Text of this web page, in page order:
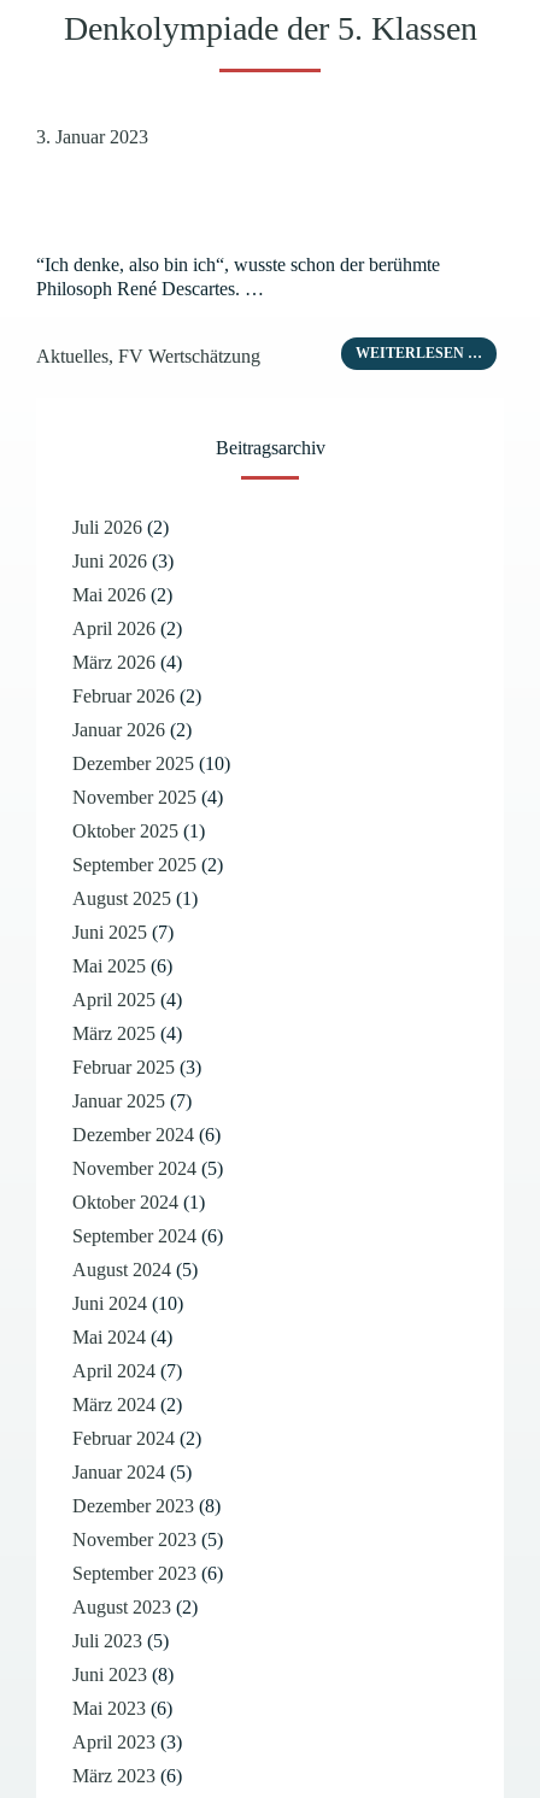
Denkolympiade der 5. Klassen
3. Januar 2023
“Ich denke, also bin ich“, wusste schon der berühmte
Philosoph René Descartes. …
WEITERLESEN …
Kategorien
Aktuelles, FV Wertschätzung
Beitragsarchiv
Juli 2026 (2)
Juni 2026 (3)
Mai 2026 (2)
April 2026 (2)
März 2026 (4)
Februar 2026 (2)
Januar 2026 (2)
Dezember 2025 (10)
November 2025 (4)
Oktober 2025 (1)
September 2025 (2)
August 2025 (1)
Juni 2025 (7)
Mai 2025 (6)
April 2025 (4)
März 2025 (4)
Februar 2025 (3)
Januar 2025 (7)
Dezember 2024 (6)
November 2024 (5)
Oktober 2024 (1)
September 2024 (6)
August 2024 (5)
Juni 2024 (10)
Mai 2024 (4)
April 2024 (7)
März 2024 (2)
Februar 2024 (2)
Januar 2024 (5)
Dezember 2023 (8)
November 2023 (5)
September 2023 (6)
August 2023 (2)
Juli 2023 (5)
Juni 2023 (8)
Mai 2023 (6)
April 2023 (3)
März 2023 (6)